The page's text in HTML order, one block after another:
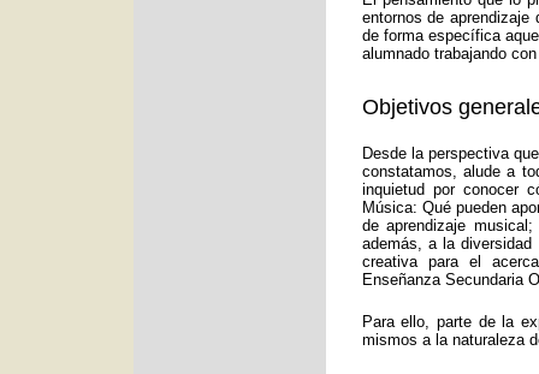
entornos de aprendizaje
de forma específica
alumnado trabajando
Objetivos
Desde la perspectiva
constatamos, alude a
inquietud por conocer
Música: Qué pueden
de aprendizaje
además, a la
creativa para el
Enseñanza Secundaria
Para ello, parte de la
mismos a la naturaleza